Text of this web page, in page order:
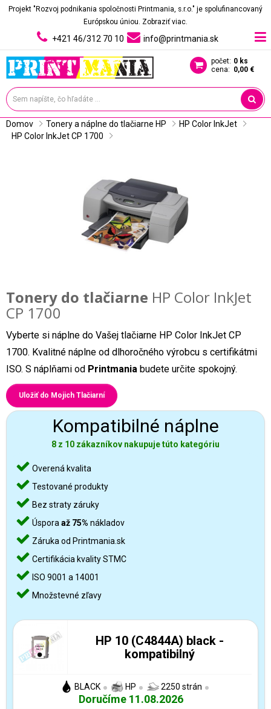
Projekt "Rozvoj podnikania spoločnosti Printmania, s.r.o." je spolufinancovaný
Európskou úniou. Zobraziť viac.
+421 46/312 70 10 info@printmania.sk
počet: 0 ks
cena: 0,00 €
Domov Tonery a náplne do tlačiarne HP
HP Color InkJet
HP Color InkJet CP 1700
Tonery do tlačiarne HP Color InkJet
CP 1700
Vyberte si náplne do Vašej tlačiarne HP Color InkJet CP
1700. Kvalitné náplne od dlhoročného výrobcu s certifikátmi
ISO. S náplňami od Printmania budete určite spokojný.
Uložiť do Mojich Tlačiarní
Kompatibilné náplne
8 z 10 zákazníkov nakupuje túto kategóriu
Overená kvalita
Testované produkty
Bez straty záruky
Úspora až 75% nákladov
Záruka od Printmania.sk
Certifikácia kvality STMC
ISO 9001 a 14001
Množstevné zľavy
HP 10 (C4844A) black -
kompatibilný
BLACK HP 2250 strán
Doručíme 11.08.2026